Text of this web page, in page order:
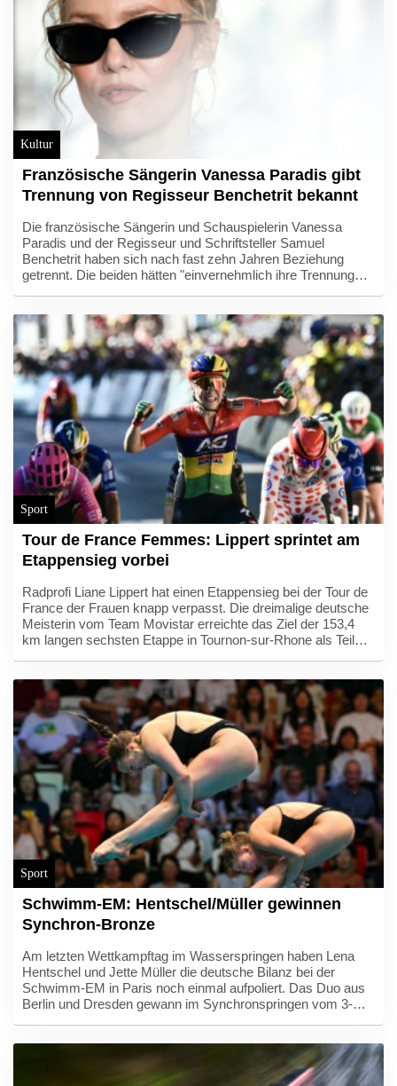
Kultur
Französische Sängerin Vanessa Paradis gibt
Trennung von Regisseur Benchetrit bekannt
Die französische Sängerin und Schauspielerin Vanessa
Paradis und der Regisseur und Schriftsteller Samuel
Benchetrit haben sich nach fast zehn Jahren Beziehung
getrennt. Die beiden hätten "einvernehmlich ihre Trennung
Donnerstag in einer Erklärung mit. Paradis und Benchetrit
hatten am 30. Juni 2018 geheiratet.
Sport
Tour de France Femmes: Lippert sprintet am
Etappensieg vorbei
Radprofi Liane Lippert hat einen Etappensieg bei der Tour de
France der Frauen knapp verpasst. Die dreimalige deutsche
Meisterin vom Team Movistar erreichte das Ziel der 153,4
km langen sechsten Etappe in Tournon-sur-Rhone als Teil
Pienaar (Mauritius/AG Insurance-Soudal) belegte Lippert den
sechsten Platz. Antonia Niedermaier (Team
Canyon//SRAM/+0:28 Minuten) kam im Weißen Trikot als
14. mit den Favoriten an.
Sport
Schwimm-EM: Hentschel/Müller gewinnen
Synchron-Bronze
Am letzten Wettkampftag im Wasserspringen haben Lena
Hentschel und Jette Müller die deutsche Bilanz bei der
Schwimm-EM in Paris noch einmal aufpoliert. Das Duo aus
Berlin und Dresden gewann im Synchronspringen vom 3-m-
Centre Aquatique Olympique am Stade de France.